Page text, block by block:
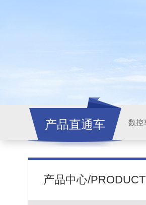
产品直通车
产品中心/PRODUCT